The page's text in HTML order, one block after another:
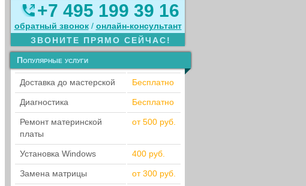
+7 495 199 39 16
обратный звонок / онлайн‑консультант
ЗВОНИТЕ ПРЯМО СЕЙЧАС!
Популярные услуги
Доставка до мастерской Бесплатно
Диагностика Бесплатно
Ремонт материнской
платы
от 500 руб.
Установка Windows 400 руб.
Замена матрицы от 300 руб.